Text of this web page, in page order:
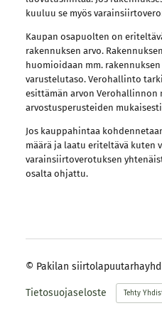
kuuluu se myös
Kaupan osapuolten on
rakennuksen arvo.
huomioidaan mm.
varustelutaso. Verohallinto
esittämän arvon Verohallinnon
arvostusperusteiden
Jos kauppahintaa
määrä ja laatu eriteltävä kuten
varainsiirtoverotuksen
osalta ohjattu.
© Pakilan
Tietosuojaseloste Tehty